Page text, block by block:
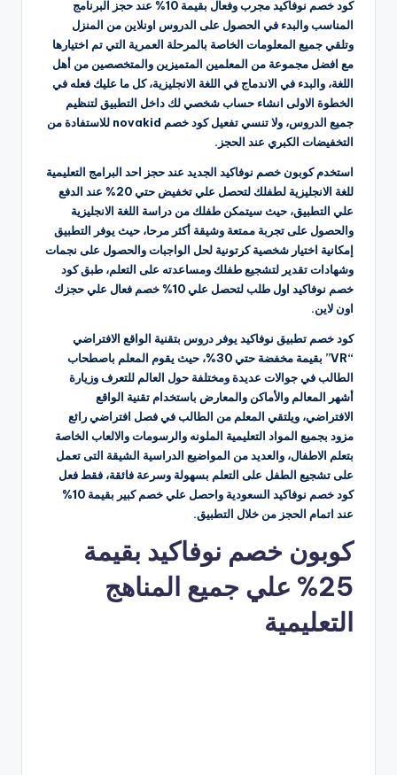
كود خصم نوفاكيد مجرب وفعال بقيمة 10% عند حجز البرنامج
المناسب والبدء في الحصول على الدروس اونلاين من المنزل
وتلقي جميع المعلومات الخاصة بالمرحلة العمرية التي تم اختيارها
مع افضل مجموعة من المعلمين المتميزين والمتخصصين من أهل
اللغة، والبدء في الاندماج في اللغة الانجليزية، كل ما عليك فعله في
الخطوة الاولى انشاء حساب شخصي لك داخل التطبيق لتنظيم
جميع الدروس، ولا تنسي تفعيل كود خصم novakid للاستفادة من
التخفيضات الكبري عند الحجز.
استخدم كوبون خصم نوفاكيد الجديد عند حجز احد البرامج التعليمية
للغة الانجليزية لطفلك لتحصل علي تخفيض حتي 20% عند الدفع
علي التطبيق، حيث سيتمكن طفلك من دراسة اللغة الانجليزية
والحصول على تجربة ممتعة وشيقة أكثر مرحا، حيث يوفر التطبيق
إمكانية اختيار شخصية كرتونية لحل الواجبات والحصول على نجمات
وشهادات تقدير لتشجيع طفلك ومساعدته على التعلم، طبق كود
خصم نوفاكيد اول طلب لتحصل علي 10% خصم فعال علي حجزك
اون لاين.
كود خصم تطبيق نوفاكيد يوفر دروس بتقنية الواقع الافتراضي
“VR” بقيمة مخفضة حتي 30%، حيث يقوم المعلم باصطحاب
الطالب في جوالات عديدة ومختلفة حول العالم للتعرف وزيارة
أشهر المعالم والأماكن والمعارض باستخدام تقنية الواقع
الافتراضي، ويلتقي المعلم من الطالب في فصل افتراضي رائع
مزود بجميع المواد التعليمية الملونه والرسومات والالعاب الخاصة
بتعلم الاطفال، والعديد من المواضيع الدراسية الشيقة التى تعمل
على تشجيع الطفل على التعلم بسهولة وسرعة فائقة، فقط فعل
كود خصم نوفاكيد السعودية واحصل علي خصم كبير بقيمة 10%
عند اتمام الحجز من خلال التطبيق.
كوبون خصم نوفاكيد بقيمة
25% علي جميع المناهج
التعليمية